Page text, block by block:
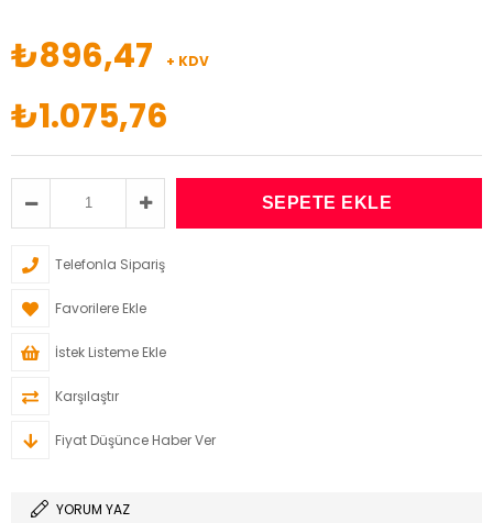
₺896,47 + KDV
₺1.075,76
Telefonla Sipariş
Favorilere Ekle
İstek Listeme Ekle
Karşılaştır
Fiyat Düşünce Haber Ver
YORUM YAZ